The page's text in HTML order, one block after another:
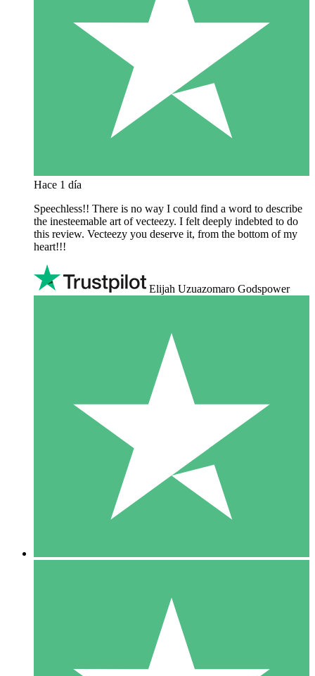
Hace 1 día
Speechless!! There is no way I could find a word to describe
the inesteemable art of vecteezy. I felt deeply indebted to do
this review. Vecteezy you deserve it, from the bottom of my
heart!!!
Elijah Uzuazomaro Godspower